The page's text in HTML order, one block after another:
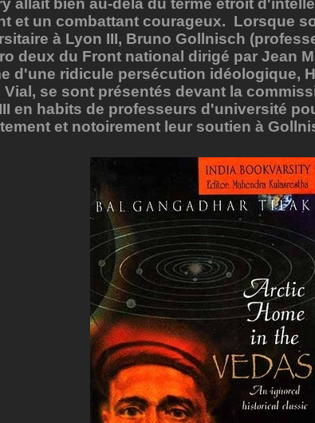
allait bien au-delà du terme étroit
et un combattant courageux. Lorsque
à Lyon III, Bruno Gollnisch
deux du Front national dirigé par Jean
d'une ridicule persécution idéologique,
Vial, se sont présentés devant la
en habits de professeurs d'université
et notoirement leur soutien à